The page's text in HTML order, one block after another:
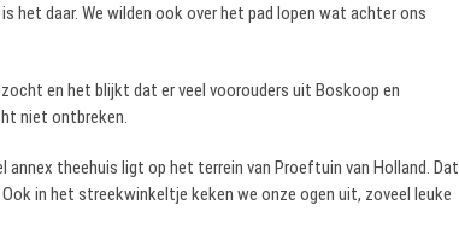
het daar. We wilden ook over het pad lopen wat achter ons
en het blijkt dat er veel voorouders uit Boskoop en
niet ontbreken.
annex theehuis ligt op het terrein van Proeftuin van Holland. Dat
in het streekwinkeltje keken we onze ogen uit, zoveel leuke